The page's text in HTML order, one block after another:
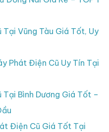
Tại Vũng Tàu Giá Tốt, Uy
Phát Điện Cũ Uy Tín Tại
Tại Bình Dương Giá Tốt –
Điện Cũ Giá Tốt Tại